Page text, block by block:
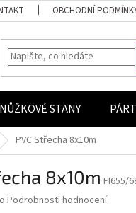
OBCHODNÍ
NŮŽKOVÉ STANY
PVC Střecha 8x10m
8x10m FI655/
produktu je 0,0 z 5
Podrobnosti hodnocení